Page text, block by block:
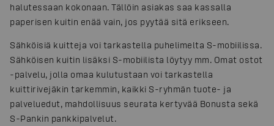
halutessaan kokonaan. Tällöin asiakas saa kassalla
paperisen kuitin enää vain, jos pyytää sitä erikseen.
Sähköisiä kuitteja voi tarkastella puhelimelta S-mobiilissa.
Sähköisen kuitin lisäksi S-mobiilista löytyy mm. Omat ostot
-palvelu, jolla omaa kulutustaan voi tarkastella
kuittirivejäkin tarkemmin, kaikki S-ryhmän tuote- ja
palveluedut, mahdollisuus seurata kertyvää Bonusta sekä
S-Pankin pankkipalvelut.